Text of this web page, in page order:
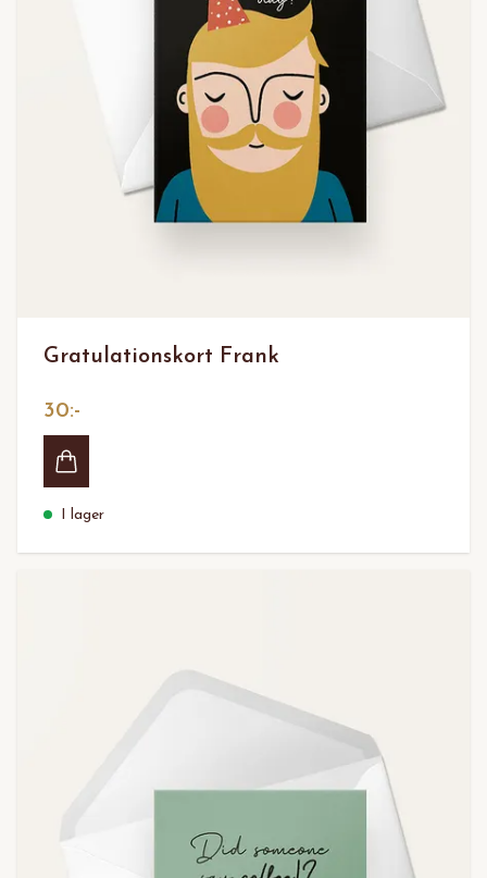
Gratulationskort Frank
30:-
I lager